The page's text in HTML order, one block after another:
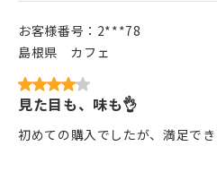
お客様番号： 2***78
島根県
カフェ
見た目も、味も👌
初めての購入でしたが、満足でき